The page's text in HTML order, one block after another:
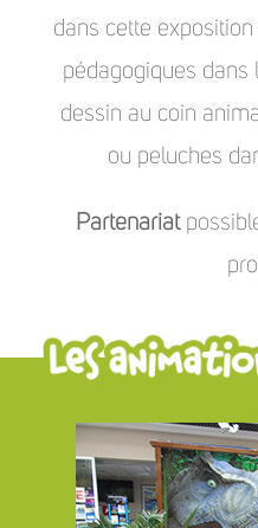
dans cette
pédagogiques dans
dessin au coin
ou peluches
Partenariat